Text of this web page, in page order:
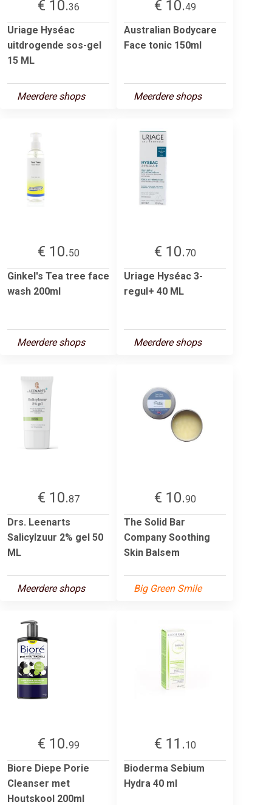
€ 10.36
Uriage Hyséac
uitdrogende sos-gel
15 ML
Meerdere shops
€ 10.49
Australian Bodycare
Face tonic 150ml
Meerdere shops
€ 10.50
Ginkel's Tea tree face
wash 200ml
Meerdere shops
€ 10.70
Uriage Hyséac 3-
regul+ 40 ML
Meerdere shops
€ 10.87
Drs. Leenarts
Salicylzuur 2% gel 50
ML
Meerdere shops
€ 10.90
The Solid Bar
Company Soothing
Skin Balsem
Big Green Smile
€ 10.99
Biore Diepe Porie
Cleanser met
Houtskool 200ml
€ 11.10
Bioderma Sebium
Hydra 40 ml